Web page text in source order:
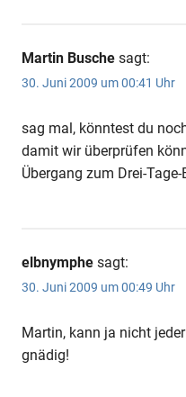
Martin Busche sagt:
30. Juni 2009 um 00:41 Uhr
sag mal, könntest du
damit wir überprüfen
Übergang zum Drei-
elbnymphe sagt:
30. Juni 2009 um 00:49 Uhr
Martin, kann ja nicht
gnädig!